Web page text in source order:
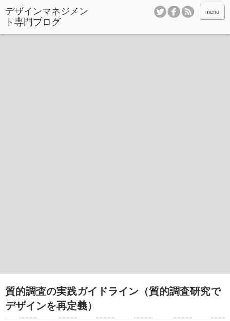
デザインマネジメン
ト専門ブログ
menu
質的調査の実践ガイドライン（質的調査研究で
デザインを再定義）